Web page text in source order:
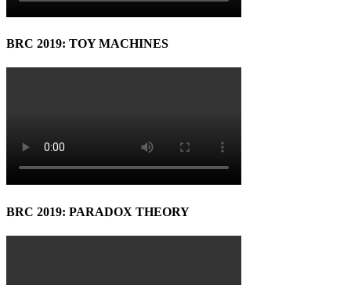
BRC 2019: TOY MACHINES
BRC 2019: PARADOX THEORY